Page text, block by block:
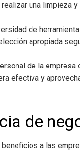
una limpieza
de
apropiada
de la empresa
efectiva y
de
a las